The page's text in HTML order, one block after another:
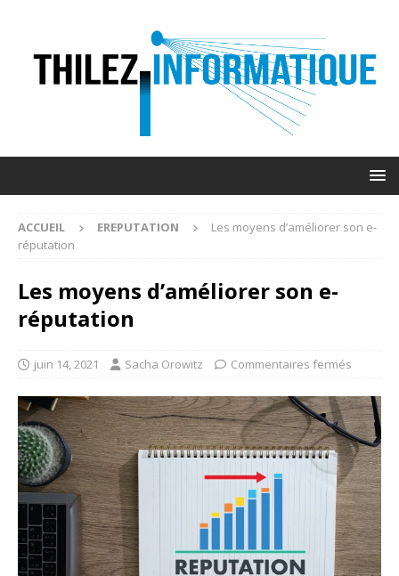
ACCUEIL EREPUTATION
Les moyens d’améliorer son e-
réputation
Les moyens d’améliorer son e-
réputation
juin 14, 2021 Sacha Orowitz Commentaires fermés